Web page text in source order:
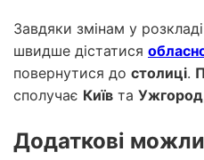
Завдяки змінам у
швидше дістатися
повернутися до столиці.
сполучає Київ та Ужгород
Додаткові